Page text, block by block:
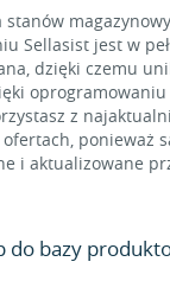
stanów
Sellasist jest w
dzięki czemu
z
ponieważ
i aktualizowane
do bazy